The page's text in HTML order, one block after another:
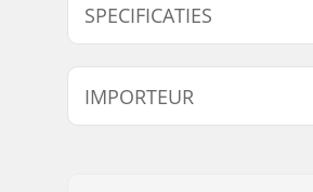
SPECIFICATIES
Length:
Width:
IMPORTEUR